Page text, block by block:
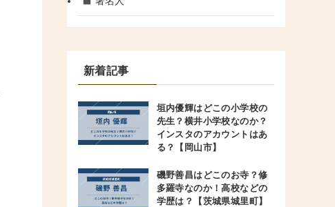
新着記事
垣内優輝はどこの小学校の
先生？横井小学校なのか？
インスタのアカウントはあ
る？【岡山市】
磯野善昌はどこのお寺？修
多羅寺なのか！高校などの
学歴は？【茨城県城里町】